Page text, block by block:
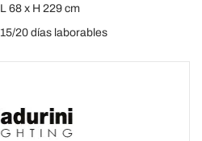
L 68 x H 229 cm
15/20 días laborables